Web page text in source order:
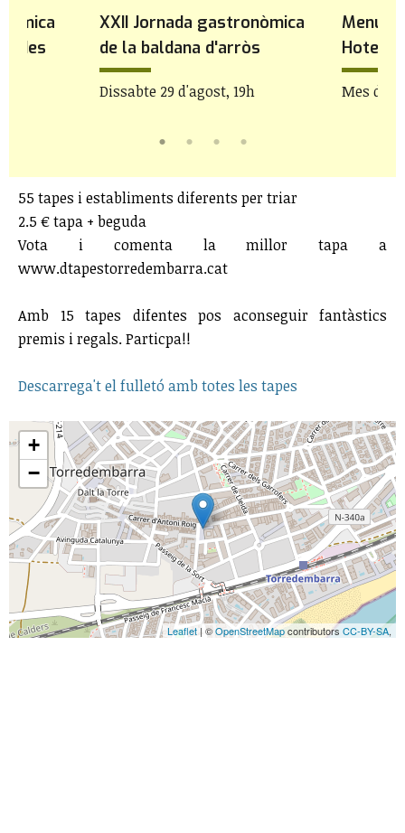
XXII Jornada gastronòmica
de la baldana d'arròs
Dissabte 29 d'agost, 19h
Menú
Hotel
Mes
55 tapes i establiments diferents per triar
2.5 € tapa + beguda
Vota i comenta la millor tapa a
www.dtapestorredembarra.cat
Amb 15 tapes difentes pos aconseguir fantàstics
premis i regals. Particpa!!
Descarrega't el fulletó amb totes les tapes
+
−
Leaflet | ©OpenStreetMapcontributors CC-BY-SA,